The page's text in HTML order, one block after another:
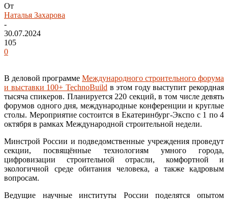
От
Наталья Захарова
-
30.07.2024
105
0
В деловой программе Международного строительного форума
и выставки 100+ TechnoBuild в этом году выступит рекордная
тысяча спикеров. Планируется 220 секций, в том числе девять
форумов одного дня, международные конференции и круглые
столы. Мероприятие состоится в Екатеринбург-Экспо с 1 по 4
октября в рамках Международной строительной недели.
Минстрой России и подведомственные учреждения проведут
секции, посвящённые технологиям умного города,
цифровизации строительной отрасли, комфортной и
экологичной среде обитания человека, а также кадровым
вопросам.
Ведущие научные институты России поделятся опытом